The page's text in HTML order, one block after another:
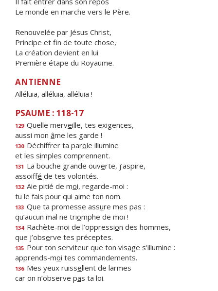
Le monde en marche vers le Père.
Renouvelée par Jésus Christ,
Principe et fin de toute chose,
La création devient en lui
Première étape du Royaume.
ANTIENNE
Alléluia, alléluia, alléluia !
PSAUME : 118-17
129 Quelle merveille, tes exigences,
aussi mon âme les garde !
130 Déchiffrer ta parole illumine
et les simples comprennent.
131 La bouche grande ouverte, j’aspire,
assoiffé de tes volontés.
132 Aie pitié de moi, regarde-moi :
tu le fais pour qui aime ton nom.
133 Que ta promesse assure mes pas :
qu’aucun mal ne triomphe de moi !
134 Rachète-moi de l’oppression des hommes,
que j’observe tes préceptes.
135 Pour ton serviteur que ton visage s’illumine :
apprends-moi tes commandements.
136 Mes yeux ruissellent de larmes
car on n’observe pas ta loi.